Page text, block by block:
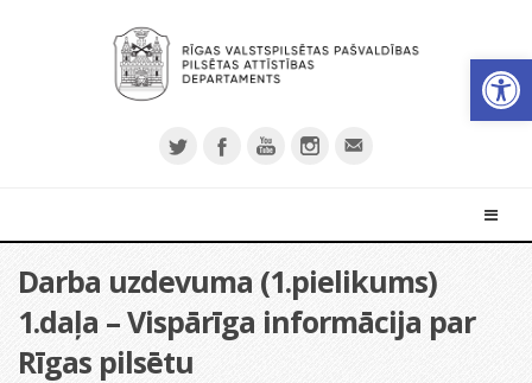
Darba uzdevuma (1.pielikums)
1.daļa – Vispārīga informācija par
Rīgas pilsētu